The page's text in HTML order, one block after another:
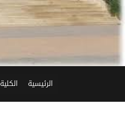
الرئيسية الكلية